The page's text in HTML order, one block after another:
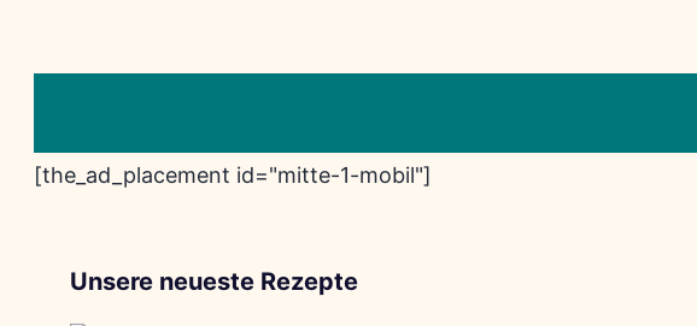
[the_ad_placement id="mitte-1-mobil"]
Unsere neueste Rezepte